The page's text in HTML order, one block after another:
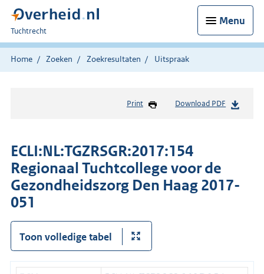
Menu
U
bent
hier:
Tuchtrecht
Home Zoeken Zoekresultaten Uitspraak
Print Download PDF
ECLI:NL:TGZRSGR:2017:154
Regionaal Tuchtcollege voor de
Gezondheidszorg Den Haag 2017-
051
Toon volledige tabel